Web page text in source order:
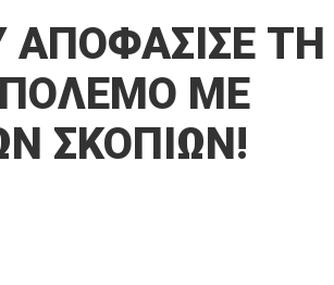
ΑΠΟΦΑΣΙΣΕ ΤΗ
ΠΟΛΕΜΟ ΜΕ
ΣΚΟΠΙΩΝ!